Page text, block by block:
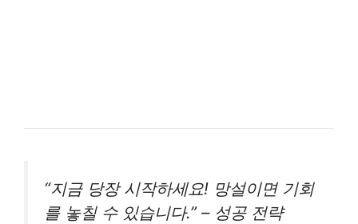
“지금 당장 시작하세요! 망설이면 기회
를 놓칠 수 있습니다.” – 성공 전략